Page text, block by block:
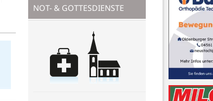
NOT- & GOTTESDIENSTE